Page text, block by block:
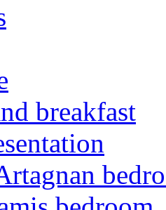
breakfast